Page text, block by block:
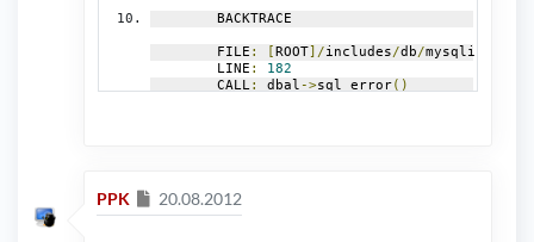
        BACKTRACE
        FILE
: [ROOT]/includes/db/mysqli
        LINE
:
182
        CALL
: dbal ->sql_error()
        LINE
        CALL
PPK Сообщение
20.08.2012